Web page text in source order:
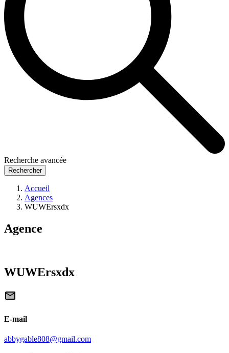
Recherche avancée
Rechercher
Accueil
Agences
WUWErsxdx
Agence
WUWErsxdx
E-mail
abbygable808@gmail.com